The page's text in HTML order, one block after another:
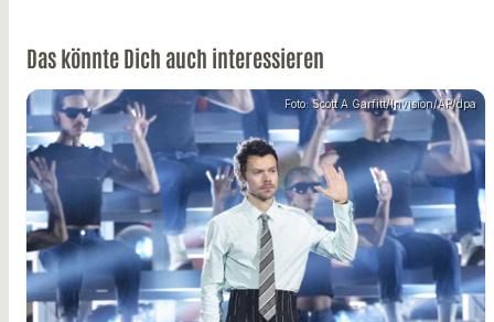
Das könnte Dich auch interessieren
Foto: Scott A Garfitt/Invision/AP/dpa